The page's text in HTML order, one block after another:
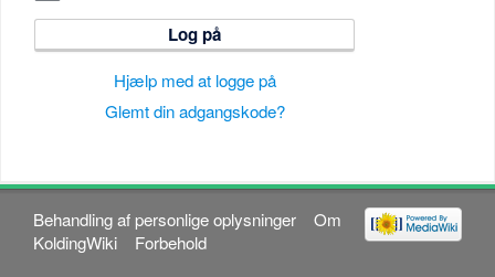
Log på
Hjælp med at logge på
Glemt din adgangskode?
Behandling af personlige oplysninger
Om
KoldingWiki
Forbehold